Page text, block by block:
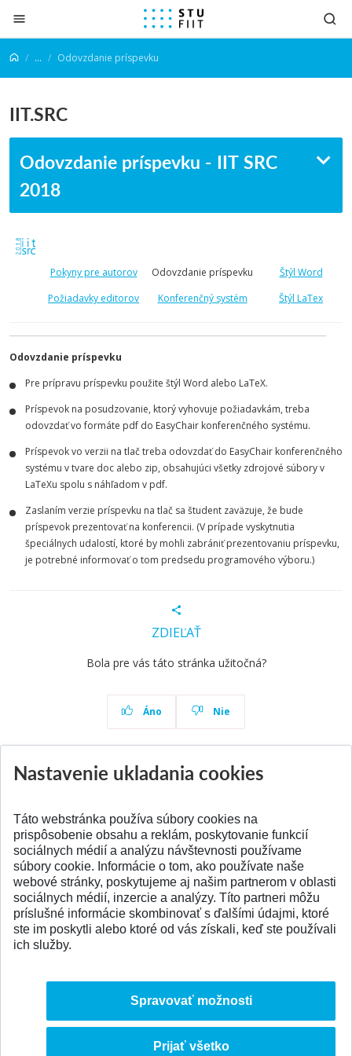
Prejsť na obsah
... Odovzdanie príspevku
IIT.SRC
Odovzdanie príspevku - IIT SRC
2018
Pokyny pre autorov
Požiadavky editorov
Odovzdanie príspevku
Konferenčný systém
Štýl Word
Štýl LaTex
Odovzdanie príspevku
Pre prípravu príspevku použite štýl Word alebo LaTeX.
Príspevok na posudzovanie, ktorý vyhovuje požiadavkám, treba
odovzdať vo formáte pdf do EasyChair konferenčného systému.
Príspevok vo verzii na tlač treba odovzdať do EasyChair konferenčného
systému v tvare doc alebo zip, obsahujúci všetky zdrojové súbory v
LaTeXu spolu s náhľadom v pdf.
Zaslaním verzie príspevku na tlač sa študent zaväzuje, že bude
príspevok prezentovať na konferencii. (V prípade vyskytnutia
špeciálnych udalostí, ktoré by mohli zabrániť prezentovaniu príspevku,
je potrebné informovať o tom predsedu programového výboru.)
ZDIEĽAŤ
Bola pre vás táto stránka užitočná?
Áno Nie
SPÄŤ NA VRCH
Nastavenie ukladania cookies
Táto webstránka používa súbory cookies na
prispôsobenie obsahu a reklám, poskytovanie funkcií
sociálnych médií a analýzu návštevnosti používame
súbory cookie. Informácie o tom, ako používate naše
webové stránky, poskytujeme aj našim partnerom v oblasti
sociálnych médií, inzercie a analýzy. Títo partneri môžu
príslušné informácie skombinovať s ďalšími údajmi, ktoré
ste im poskytli alebo ktoré od vás získali, keď ste používali
ich služby.
Spravovať možnosti
Prijať všetko